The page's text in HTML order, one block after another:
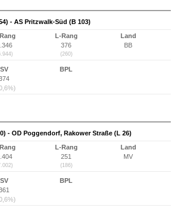
- AS Pritzwalk-Süd (B 103)
L-Rang
376
(260)
Land
BB
SV
BPL
- OD Poggendorf, Rakower Straße (L 26)
L-Rang
251
(186)
Land
MV
SV
BPL